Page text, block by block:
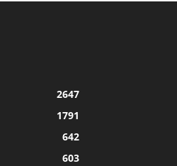
2647
1791
642
603